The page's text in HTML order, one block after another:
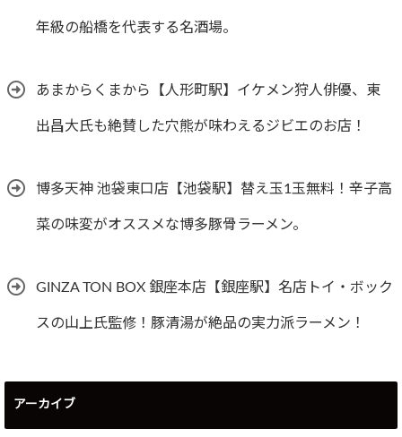
年級の船橋を代表する名酒場。
あまからくまから【人形町駅】イケメン狩人俳優、東
出昌大氏も絶賛した穴熊が味わえるジビエのお店！
博多天神 池袋東口店【池袋駅】替え玉1玉無料！辛子高
菜の味変がオススメな博多豚骨ラーメン。
GINZA TON BOX 銀座本店【銀座駅】名店トイ・ボック
スの山上氏監修！豚清湯が絶品の実力派ラーメン！
アーカイブ